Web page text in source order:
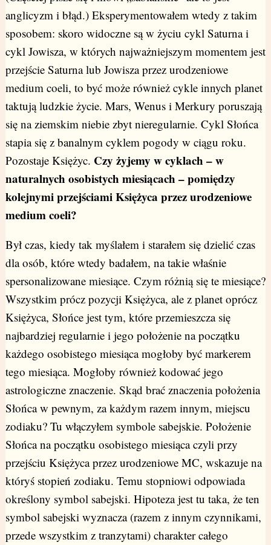
anglicyzm i błąd.) Eksperymentowałem wtedy z takim
sposobem: skoro widoczne są w życiu cykl Saturna i
cykl Jowisza, w których najważniejszym momentem jest
przejście Saturna lub Jowisza przez urodzeniowe
medium coeli, to być może również cykle innych planet
taktują ludzkie życie. Mars, Wenus i Merkury poruszają
się na ziemskim niebie zbyt nieregularnie. Cykl Słońca
stapia się z banalnym cyklem pogody w ciągu roku.
Pozostaje Księżyc. Czy żyjemy w cyklach – w
naturalnych osobistych miesiącach – pomiędzy
kolejnymi przejściami Księżyca przez urodzeniowe
medium coeli?
Był czas, kiedy tak myślałem i starałem się dzielić czas
dla osób, które wtedy badałem, na takie właśnie
spersonalizowane miesiące. Czym różnią się te miesiące?
Wszystkim prócz pozycji Księżyca, ale z planet oprócz
Księżyca, Słońce jest tym, które przemieszcza się
najbardziej regularnie i jego położenie na początku
każdego osobistego miesiąca mogłoby być markerem
tego miesiąca. Mogłoby również kodować jego
astrologiczne znaczenie. Skąd brać znaczenia położenia
Słońca w pewnym, za każdym razem innym, miejscu
zodiaku? Tu włączyłem symbole sabejskie. Położenie
Słońca na początku osobistego miesiąca czyli przy
przejściu Księżyca przez urodzeniowe MC, wskazuje na
któryś stopień zodiaku. Temu stopniowi odpowiada
określony symbol sabejski. Hipoteza jest tu taka, że ten
symbol sabejski wyznacza (razem z innym czynnikami,
przede wszystkim z tranzytami) charakter całego